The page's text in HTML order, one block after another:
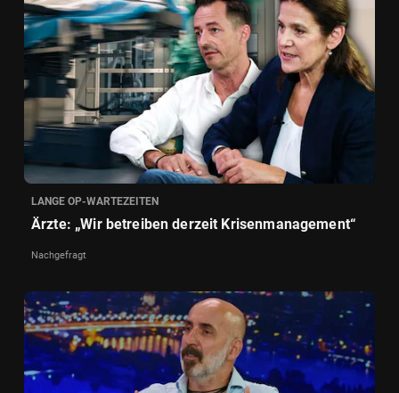
LANGE OP-WARTEZEITEN
Ärzte: „Wir betreiben derzeit Krisenmanagement“
Nachgefragt